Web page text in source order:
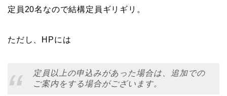
定員20名なので結構定員ギリギリ。
ただし、HPには
定員以上の申込みがあった場合は、追加での
ご案内をする場合がございます。